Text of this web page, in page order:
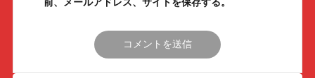
前、メールアドレス、サイトを保存する。